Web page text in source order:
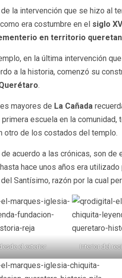
la intervención que se hizo al
era costumbre en el siglo
en territorio
en la última intervención
a la historia, comenzó su
.
mayores de La Cañada
escuela en la
otro de los costados del templo.
acuerdo a las crónicas, son
hace unos años era
Santísimo, razón por la cual
el exterior Interior del